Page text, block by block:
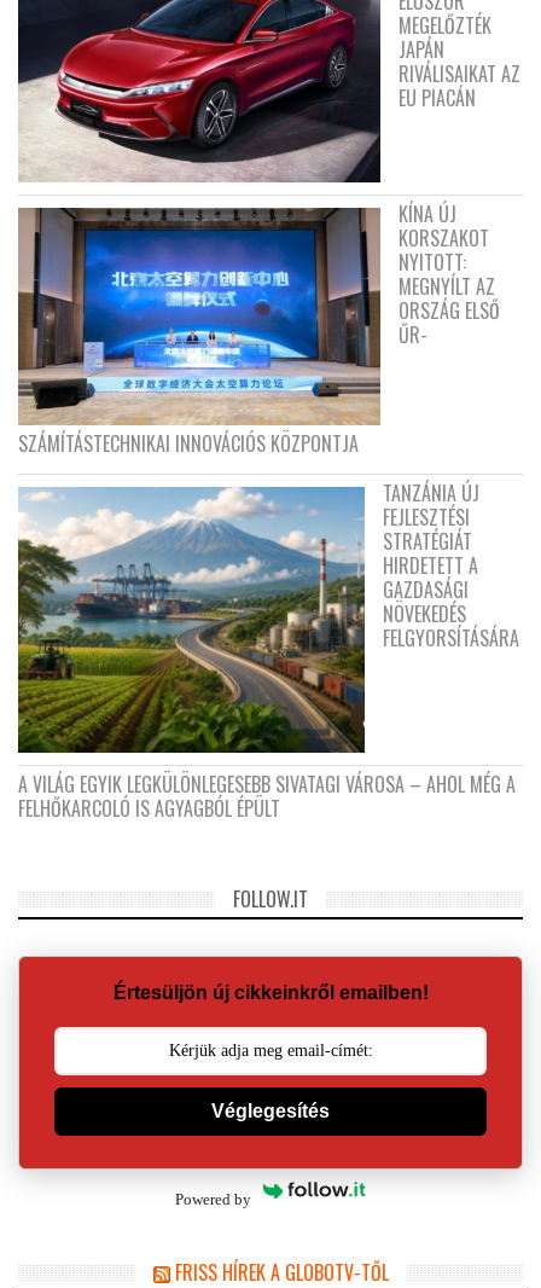
MEGELŐZTÉK
JAPÁN
RIVÁLISAIKAT AZ
EU PIACÁN
KÍNA ÚJ
KORSZAKOT
NYITOTT:
MEGNYÍLT AZ
ORSZÁG ELSŐ
ŰR-
SZÁMÍTÁSTECHNIKAI INNOVÁCIÓS KÖZPONTJA
TANZÁNIA ÚJ
FEJLESZTÉSI
STRATÉGIÁT
HIRDETETT A
GAZDASÁGI
NÖVEKEDÉS
FELGYORSÍTÁSÁRA
A VILÁG EGYIK LEGKÜLÖNLEGESEBB SIVATAGI VÁROSA – AHOL MÉG A
FELHŐKARCOLÓ IS AGYAGBÓL ÉPÜLT
FOLLOW.IT
Értesüljön új cikkeinkről emailben!
Véglegesítés
Powered by
FRISS HÍREK A GLOBOTV-TŐL